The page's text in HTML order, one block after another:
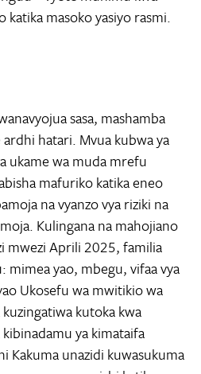
katika masoko yasiyo rasmi.
sasa, mashamba
hatari. Mvua kubwa ya
ukame wa muda mrefu
mafuriko katika eneo
na vyanzo vya riziki na
Kulingana na mahojiano
mwezi Aprili 2025, familia
mimea yao, mbegu, vifaa vya
Ukosefu wa mwitikio wa
kutoka kwa
ya kimataifa
Kakuma unazidi kuwasukuma